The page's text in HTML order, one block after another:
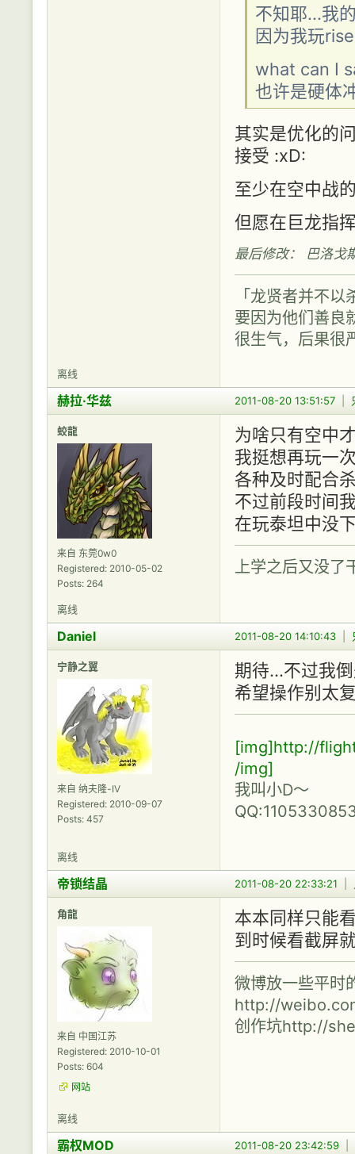
不知耶...我
因为我玩
what can I
也许是硬体
其实是优化的
接受 :xD:
至少在空中战
但愿在巨龙指
最后修改： 巴洛
「龙贤者并不
要因为他们善良
很生气，后果很
离线
2011-08-20 13:51:57
赫拉·华兹
蛟龍
来自 东莞0w0
Registered: 2010-05-02
Posts: 264
为啥只有空中
我挺想再玩一
各种及时配合
不过前段时间
在玩泰坦中没
上学之后又没
离线
2011-08-20 14:10:43
Daniel
宁静之翼
来自 纳夫隆-IV
Registered: 2010-09-07
Posts: 457
期待...不过我
希望操作别太
[img]http://
/img]
我叫小D～
离线
2011-08-20 22:33:21
帝锁结晶
角龍
来自 中国江苏
Registered: 2010-10-01
Posts: 604
网站
本本同样只能
到时候看截屏
微博放一些平时
http://
创作坑http://
离线
2011-08-20 23:42:59
霸权MOD